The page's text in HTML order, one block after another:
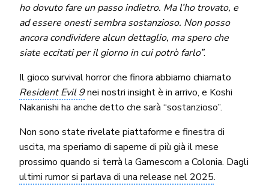
ho dovuto fare un passo indietro. Ma l’ho trovato, e
ad essere onesti sembra sostanzioso. Non posso
ancora condividere alcun dettaglio, ma spero che
siate eccitati per il giorno in cui potrò farlo”.
Il gioco survival horror che finora abbiamo chiamato
Resident Evil 9nei nostri insight è in arrivo, e Koshi
Nakanishi ha anche detto che sarà “sostanzioso”.
Non sono state rivelate piattaforme e finestra di
uscita, ma speriamo di saperne di più già il mese
prossimo quando si terrà la Gamescom a Colonia. Dagli
ultimi rumor si parlava di una release nel 2025.